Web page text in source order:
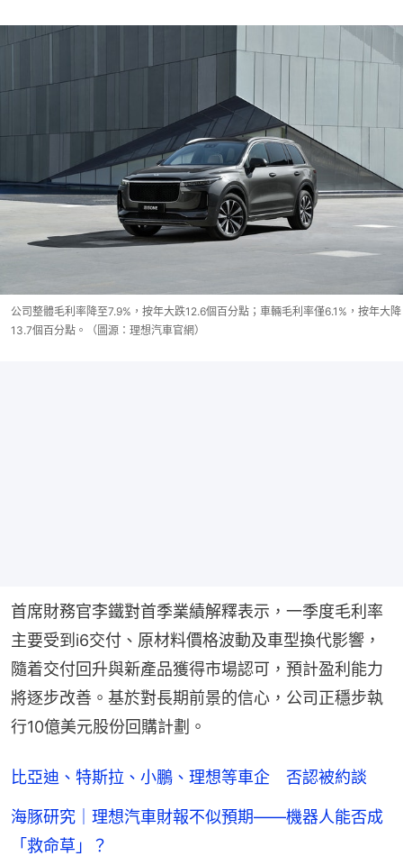
公司整體毛利率降至7.9%，按年大跌12.6個百分點；車輛毛利率僅6.1%，按年大降
13.7個百分點。（圖源：理想汽車官網）
首席財務官李鐵對首季業績解釋表示，一季度毛利率
主要受到i6交付、原材料價格波動及車型換代影響，
隨着交付回升與新產品獲得市場認可，預計盈利能力
將逐步改善。基於對長期前景的信心，公司正穩步執
行10億美元股份回購計劃。
比亞迪、特斯拉、小鵬、理想等車企 否認被約談
海豚研究｜理想汽車財報不似預期——機器人能否成
「救命草」？